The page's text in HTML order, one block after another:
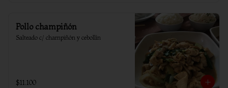
Pollo champiñón
Salteado c/ champiñón y cebollín
$11.100